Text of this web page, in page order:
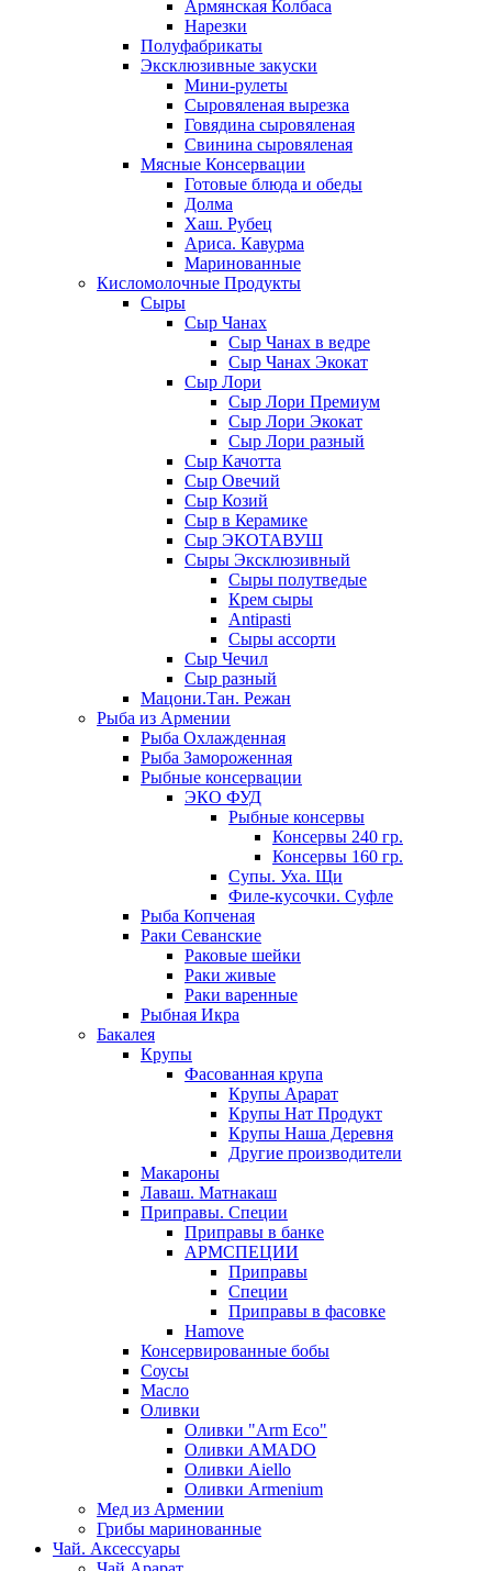
Армянская Колбаса
Нарезки
Полуфабрикаты
Эксклюзивные закуски
Мини-рулеты
Сыровяленая вырезка
Говядина сыровяленая
Свинина сыровяленая
Мясные Консервации
Готовые блюда и обеды
Долма
Хаш. Рубец
Ариса. Кавурма
Маринованные
Кисломолочные Продукты
Сыры
Сыр Чанах
Сыр Чанах в ведре
Сыр Чанах Экокат
Сыр Лори
Сыр Лори Премиум
Сыр Лори Экокат
Сыр Лори разный
Сыр Качотта
Сыр Овечий
Сыр Козий
Сыр в Керамике
Сыр ЭКОТАВУШ
Сыры Эксклюзивный
Сыры полутведые
Крем сыры
Antipasti
Сыры ассорти
Сыр Чечил
Сыр разный
Мацони.Тан. Режан
Рыба из Армении
Рыба Охлажденная
Рыба Замороженная
Рыбные консервации
ЭКО ФУД
Рыбные консервы
Консервы 240 гр.
Консервы 160 гр.
Супы. Уха. Щи
Филе-кусочки. Суфле
Рыба Копченая
Раки Севанские
Раковые шейки
Раки живые
Раки варенные
Рыбная Икра
Бакалея
Крупы
Фасованная крупа
Крупы Арарат
Крупы Нат Продукт
Крупы Наша Деревня
Другие производители
Макароны
Лаваш. Матнакаш
Приправы. Специи
Приправы в банке
АРМСПЕЦИИ
Приправы
Специи
Приправы в фасовке
Hamove
Консервированные бобы
Соусы
Масло
Оливки
Оливки "Arm Eco"
Оливки AMADO
Оливки Aiello
Оливки Armenium
Мед из Армении
Грибы маринованные
Чай. Аксессуары